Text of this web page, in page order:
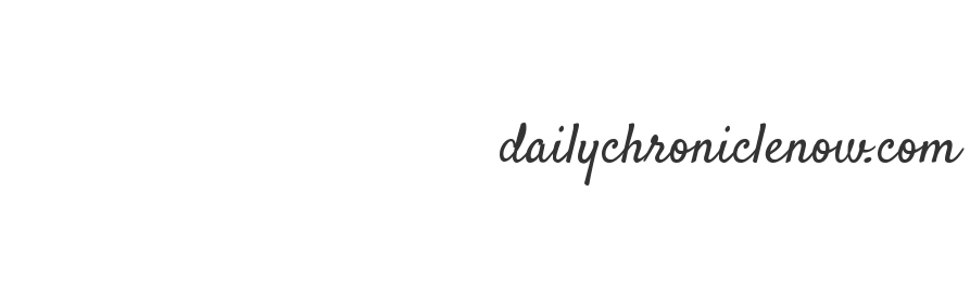
dailychroniclenow.com